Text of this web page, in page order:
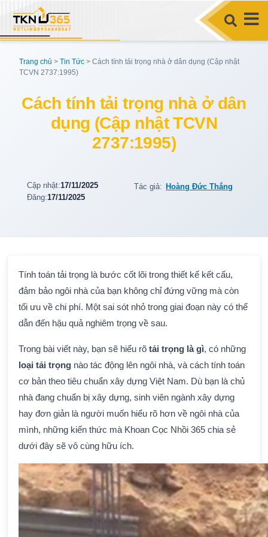
Trang chủ > Tin Tức > Cách tính tải trọng nhà ở dân dụng (Cập nhật
TCVN 2737:1995)
Cách tính tải trọng nhà ở dân
dụng (Cập nhật TCVN
2737:1995)
Cập nhật:17/11/2025
Đăng:17/11/2025
Tác giả: Hoàng Đức Thắng
Tính toán tải trọng là bước cốt lõi trong thiết kế kết cấu,
đảm bảo ngôi nhà của bạn không chỉ đứng vững mà còn
tối ưu về chi phí. Một sai sót nhỏ trong giai đoạn này có thể
dẫn đến hậu quả nghiêm trọng về sau.
Trong bài viết này, bạn sẽ hiểu rõ tải trọng là gì, có những
loại tải trọng nào tác động lên ngôi nhà, và cách tính toán
cơ bản theo tiêu chuẩn xây dựng Việt Nam. Dù bạn là chủ
nhà đang chuẩn bị xây dựng, sinh viên ngành xây dựng
hay đơn giản là người muốn hiểu rõ hơn về ngôi nhà của
mình, những kiến thức mà Khoan Cọc Nhồi 365 chia sẻ
dưới đây sẽ vô cùng hữu ích.